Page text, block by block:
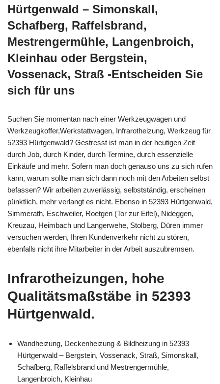
Hürtgenwald – Simonskall,
Schafberg, Raffelsbrand,
Mestrengermühle, Langenbroich,
Kleinhau oder Bergstein,
Vossenack, Straß -Entscheiden Sie
sich für uns
Suchen Sie momentan nach einer Werkzeugwagen und
Werkzeugkoffer,Werkstattwagen, Infrarotheizung, Werkzeug für
52393 Hürtgenwald? Gestresst ist man in der heutigen Zeit
durch Job, durch Kinder, durch Termine, durch essenzielle
Einkäufe und mehr. Sofern man doch genauso uns zu sich rufen
kann, warum sollte man sich dann noch mit den Arbeiten selbst
befassen? Wir arbeiten zuverlässig, selbstständig, erscheinen
pünktlich, mehr verlangt es nicht. Ebenso in 52393 Hürtgenwald,
Simmerath, Eschweiler, Roetgen (Tor zur Eifel), Nideggen,
Kreuzau, Heimbach und Langerwehe, Stolberg, Düren immer
versuchen werden, Ihren Kundenverkehr nicht zu stören,
ebenfalls nicht ihre Mitarbeiter in der Arbeit auszubremsen.
Infrarotheizungen, hohe
Qualitätsmaßstäbe in 52393
Hürtgenwald.
Wandheizung, Deckenheizung & Bildheizung in 52393
Hürtgenwald – Bergstein, Vossenack, Straß, Simonskall,
Schafberg, Raffelsbrand und Mestrengermühle,
Langenbroich, Kleinhau